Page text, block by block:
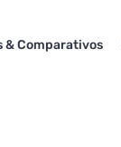
& Comparativos